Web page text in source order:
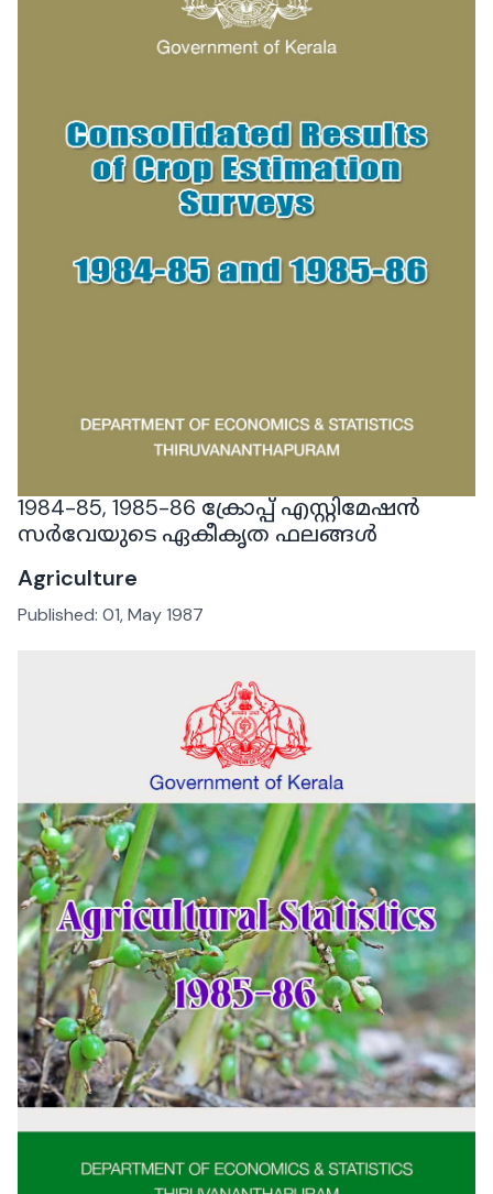
1984-85, 1985-86 ക്രോപ്പ് എസ്റ്റിമേഷൻ
സർവേയുടെ ഏകീകൃത ഫലങ്ങൾ
Agriculture
Published: 01, May 1987